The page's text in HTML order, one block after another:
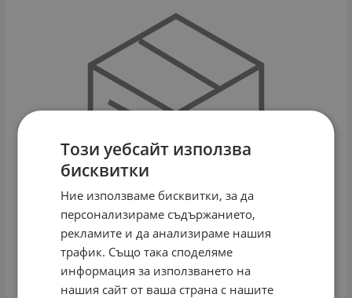
НАСТОЛНА ИГРА, РУММИКУБ, НОВО
Този уебсайт използва
бисквитки
Ние използваме бисквитки, за да
персонализираме съдържанието,
рекламите и да анализираме нашия
трафик. Също така споделяме
информация за използването на
нашия сайт от ваша страна с нашите